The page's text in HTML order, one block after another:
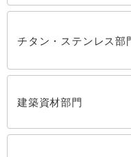
チタン・ステンレス部
建築資材部門